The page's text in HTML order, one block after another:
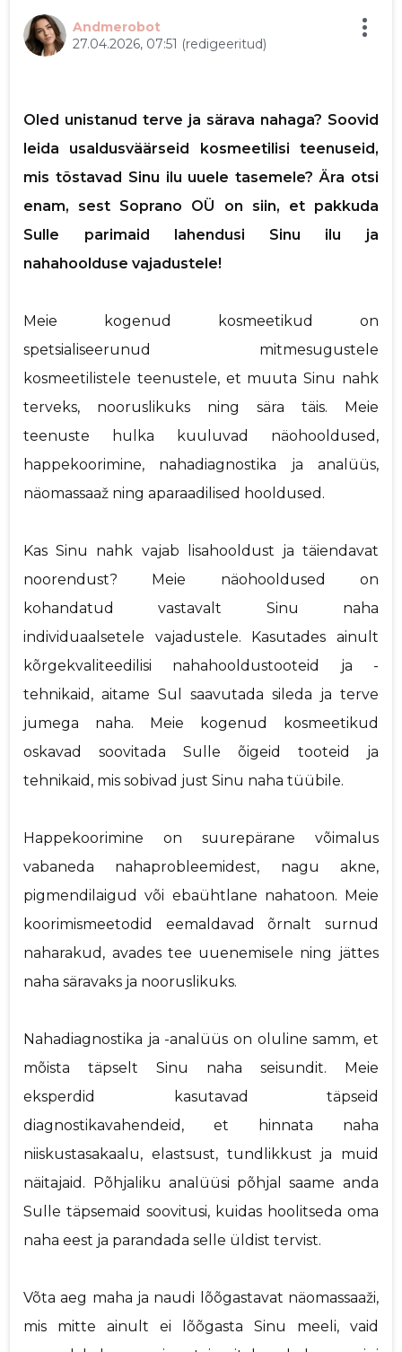
Andmerobot
27.04.2026, 07:51 (redigeeritud)
Oled unistanud terve ja särava nahaga? Soovid
leida usaldusväärseid kosmeetilisi teenuseid,
mis tõstavad Sinu ilu uuele tasemele? Ära otsi
enam, sest Soprano OÜ on siin, et pakkuda
Sulle parimaid lahendusi Sinu ilu ja
nahahoolduse vajadustele!
Meie kogenud kosmeetikud on
spetsialiseerunud mitmesugustele
kosmeetilistele teenustele, et muuta Sinu nahk
terveks, nooruslikuks ning sära täis. Meie
teenuste hulka kuuluvad näohooldused,
happekoorimine, nahadiagnostika ja analüüs,
näomassaaž ning aparaadilised hooldused.
Kas Sinu nahk vajab lisahooldust ja täiendavat
noorendust? Meie näohooldused on
kohandatud vastavalt Sinu naha
individuaalsetele vajadustele. Kasutades ainult
kõrgekvaliteedilisi nahahooldustooteid ja -
tehnikaid, aitame Sul saavutada sileda ja terve
jumega naha. Meie kogenud kosmeetikud
oskavad soovitada Sulle õigeid tooteid ja
tehnikaid, mis sobivad just Sinu naha tüübile.
Happekoorimine on suurepärane võimalus
vabaneda nahaprobleemidest, nagu akne,
pigmendilaigud või ebaühtlane nahatoon. Meie
koorimismeetodid eemaldavad õrnalt surnud
naharakud, avades tee uuenemisele ning jättes
naha säravaks ja nooruslikuks.
Nahadiagnostika ja -analüüs on oluline samm, et
mõista täpselt Sinu naha seisundit. Meie
eksperdid kasutavad täpseid
diagnostikavahendeid, et hinnata naha
niiskustasakaalu, elastsust, tundlikkust ja muid
näitajaid. Põhjaliku analüüsi põhjal saame anda
Sulle täpsemaid soovitusi, kuidas hoolitseda oma
naha eest ja parandada selle üldist tervist.
Võta aeg maha ja naudi lõõgastavat näomassaaži,
mis mitte ainult ei lõõgasta Sinu meeli, vaid
Saaja e-mail
Sinu nimi
Sinu kommentaar